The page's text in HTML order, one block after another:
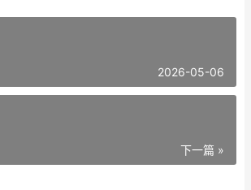
2026-05-06
下一篇 »